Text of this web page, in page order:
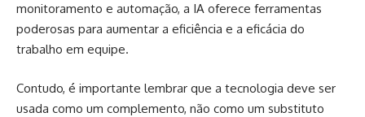
monitoramento e automação, a IA oferece ferramentas
poderosas para aumentar a eficiência e a eficácia do
trabalho em equipe.
Contudo, é importante lembrar que a tecnologia deve ser
usada como um complemento, não como um substituto